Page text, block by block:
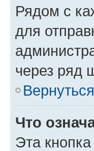
Рядом с
для
через ряд
Что
Эта